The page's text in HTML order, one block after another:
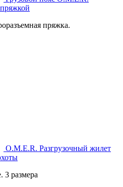
пряжка.
O.M.E.R. Разгрузочный жилет
3 размера